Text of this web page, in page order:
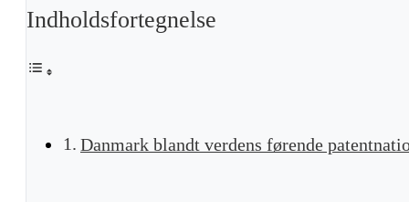
Indholdsfortegnelse
Danmark blandt verdens førende